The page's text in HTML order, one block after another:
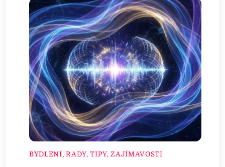
BYDLENÍ,RADY, TIPY, ZAJÍMAVOSTI